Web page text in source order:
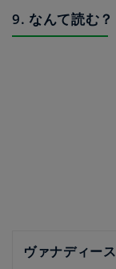
9. なんて読む？
ヴァナディース